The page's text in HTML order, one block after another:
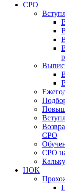
СРО
СРО
СРО
НОК